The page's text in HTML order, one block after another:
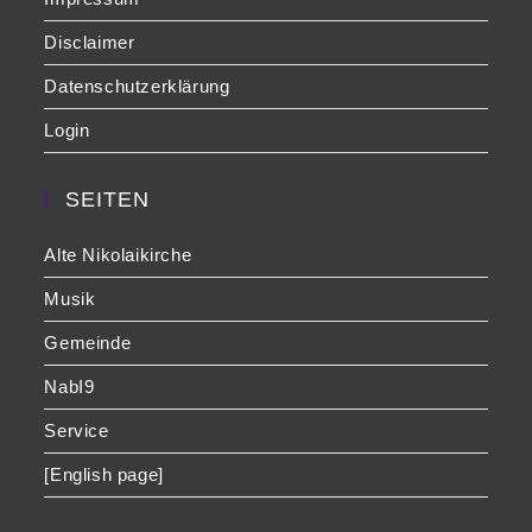
Disclaimer
Datenschutzerklärung
Login
SEITEN
Alte Nikolaikirche
Musik
Gemeinde
NabI9
Service
[English page]